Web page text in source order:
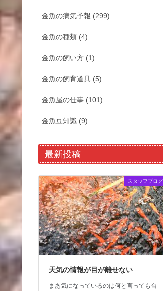
金魚の病気予報 (299)
金魚の種類 (4)
金魚の飼い方 (1)
金魚の飼育道具 (5)
金魚屋の仕事 (101)
金魚豆知識 (9)
最新投稿
スタッフブログ
天気の情報が目が離せない
まあ気になっているのは何と言っても台